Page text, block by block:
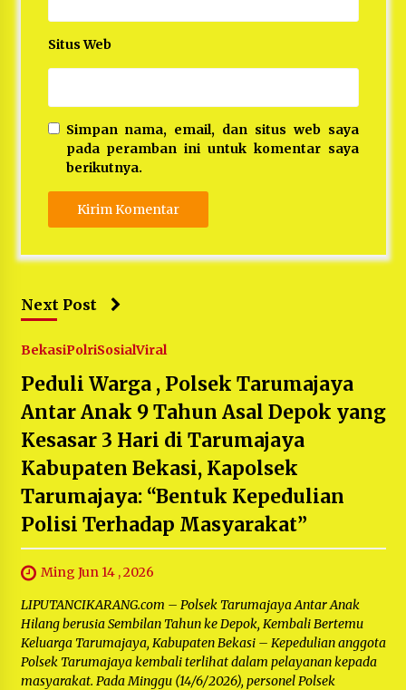
Situs Web
Simpan nama, email, dan situs web saya
pada peramban ini untuk komentar saya
berikutnya.
Next Post
BekasiPolriSosialViral
Peduli Warga , Polsek Tarumajaya
Antar Anak 9 Tahun Asal Depok yang
Kesasar 3 Hari di Tarumajaya
Kabupaten Bekasi, Kapolsek
Tarumajaya: “Bentuk Kepedulian
Polisi Terhadap Masyarakat”
Ming Jun 14 , 2026
LIPUTANCIKARANG.com – Polsek Tarumajaya Antar Anak
Hilang berusia Sembilan Tahun ke Depok, Kembali Bertemu
Keluarga Tarumajaya, Kabupaten Bekasi – Kepedulian anggota
Polsek Tarumajaya kembali terlihat dalam pelayanan kepada
masyarakat. Pada Minggu (14/6/2026), personel Polsek